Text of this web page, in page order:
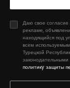
Даю свое
рекламе,
находящийся под
всем
Турецкой
политикy защиты